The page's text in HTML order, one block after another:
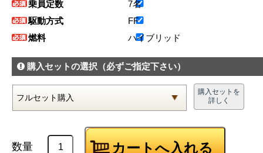
乗員定数
7名
駆動方式
FF
燃料
ハイブリッド
購入セットの選択 （必ずご指定下さい）
購入セットを
詳しく
数量